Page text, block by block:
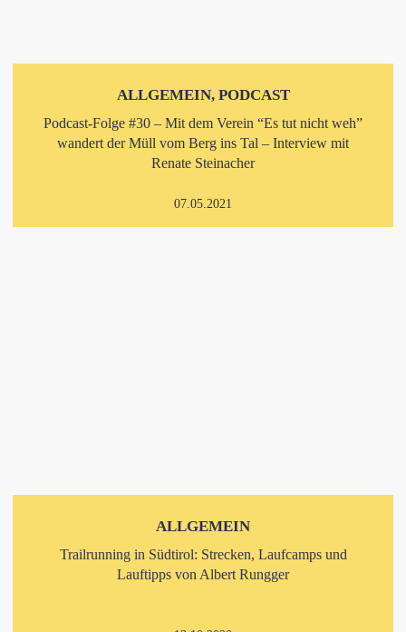
ALLGEMEIN, PODCAST
Podcast-Folge #30 – Mit dem Verein “Es tut nicht weh”
wandert der Müll vom Berg ins Tal – Interview mit
Renate Steinacher
07.05.2021
ALLGEMEIN
Trailrunning in Südtirol: Strecken, Laufcamps und
Lauftipps von Albert Rungger